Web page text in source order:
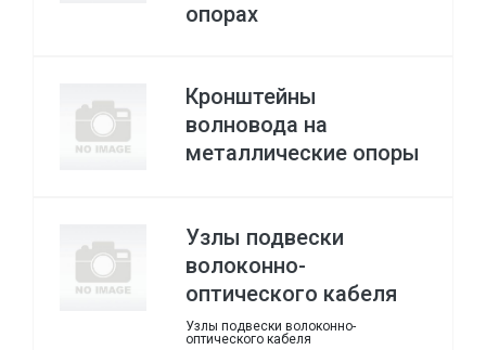
опорах
Кронштейны
волновода на
металлические опоры
Узлы подвески
волоконно-
оптического кабеля
Узлы подвески волоконно-
оптического кабеля